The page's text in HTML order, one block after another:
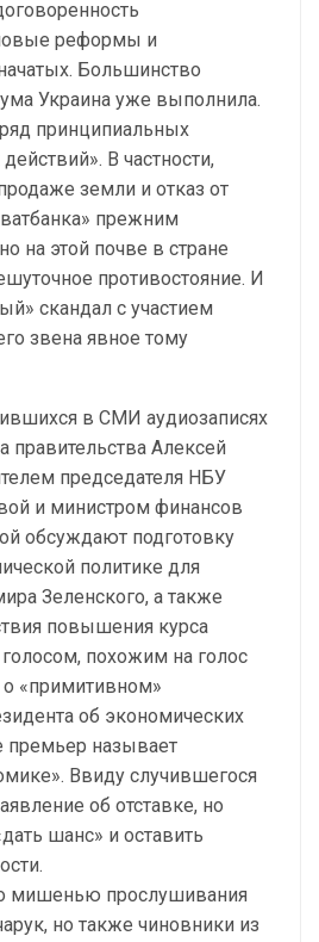
реформы и
Большинство
Украина уже выполнила.
принципиальных
В частности,
земли и отказ от
прежним
на этой почве в стране
противостояние. И
скандал с участием
звена явное тому
в СМИ аудиозаписях
правительства Алексей
председателя НБУ
и министром финансов
обсуждают подготовку
политике для
Зеленского, а также
повышения курса
похожим на голос
о «примитивном»
об экономических
премьер называет
Ввиду случившегося
об отставке, но
шанс» и оставить
мишенью прослушивания
но также чиновники из